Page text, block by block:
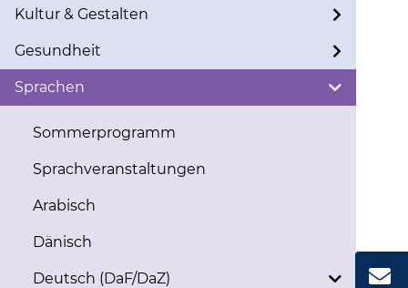
Kultur & Gestalten
Gesundheit
Sprachen
Sommerprogramm
Sprachveranstaltungen
Arabisch
Dänisch
Deutsch (DaF/DaZ)